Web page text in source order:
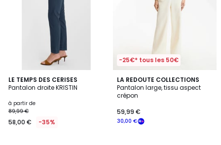
LE TEMPS DES CERISES
Pantalon droite KRISTIN
à partir de
89,99 €
58,00 € -35%
4
Couleurs
-25€* tous les 50€
LA REDOUTE COLLECTIONS
Pantalon large, tissu aspect
crépon
30,00 €
59,99 €
5
/
5
2
Couleurs